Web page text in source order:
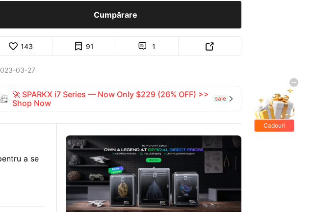
Cumpărare
143 91  1 
03-27
🚀 SPARKX i7 Series — Now Only $229 (26% OFF) >>
Shop Now
sale 
a se
Cadouri